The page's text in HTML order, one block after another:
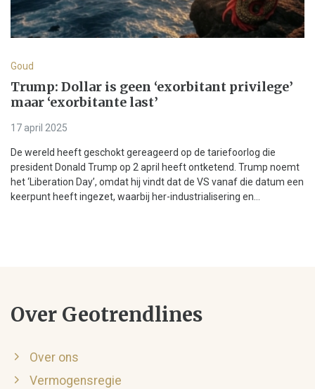
Goud
Trump: Dollar is geen ‘exorbitant privilege’
maar ‘exorbitante last’
17 april 2025
De wereld heeft geschokt gereageerd op de tariefoorlog die
president Donald Trump op 2 april heeft ontketend. Trump noemt
het ‘Liberation Day’, omdat hij vindt dat de VS vanaf die datum een
keerpunt heeft ingezet, waarbij her-industrialisering en...
Over Geotrendlines
Over ons
Vermogensregie